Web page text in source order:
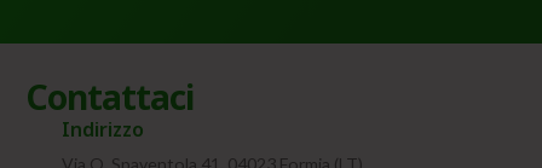
Contattaci
Indirizzo